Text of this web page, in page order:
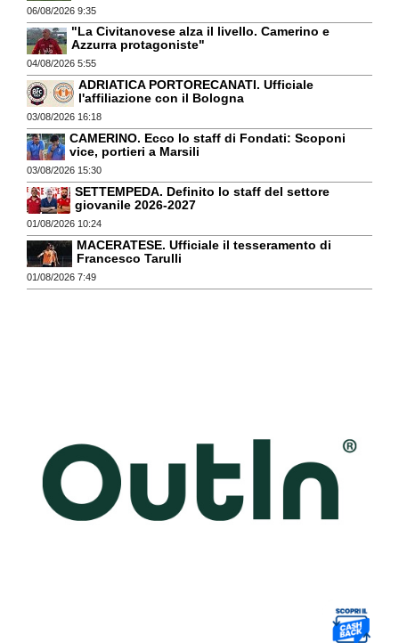
06/08/2026 9:35
"La Civitanovese alza il livello. Camerino e
Azzurra protagoniste"
04/08/2026 5:55
ADRIATICA PORTORECANATI. Ufficiale
l'affiliazione con il Bologna
03/08/2026 16:18
CAMERINO. Ecco lo staff di Fondati: Scoponi
vice, portieri a Marsili
03/08/2026 15:30
SETTEMPEDA. Definito lo staff del settore
giovanile 2026-2027
01/08/2026 10:24
MACERATESE. Ufficiale il tesseramento di
Francesco Tarulli
01/08/2026 7:49